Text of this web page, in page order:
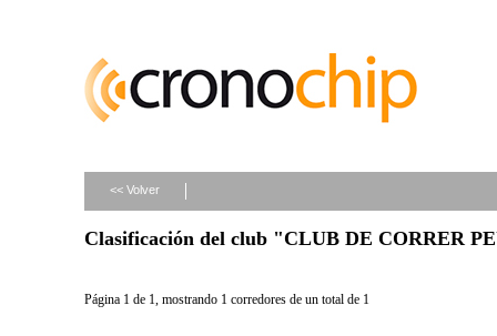
<< Volver
Clasificación del club "CLUB DE CORRER
Página 1 de 1, mostrando 1 corredores de un total de 1